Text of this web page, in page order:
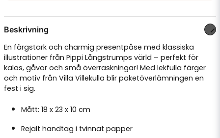
Beskrivning
En färgstark och charmig presentpåse med klassiska
illustrationer från Pippi Långstrumps värld – perfekt för
kalas, gåvor och små överraskningar! Med lekfulla färger
och motiv från Villa Villekulla blir paketöverlämningen en
fest i sig.
Mått: 18 x 23 x 10 cm
Rejält handtag i tvinnat papper